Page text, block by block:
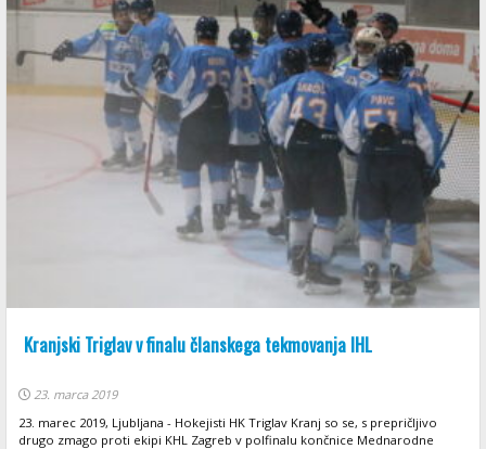
Kranjski Triglav v finalu članskega tekmovanja IHL
23. marca 2019
23. marec 2019, Ljubljana - Hokejisti HK Triglav Kranj so se, s prepričljivo
drugo zmago proti ekipi KHL Zagreb v polfinalu končnice Mednarodne